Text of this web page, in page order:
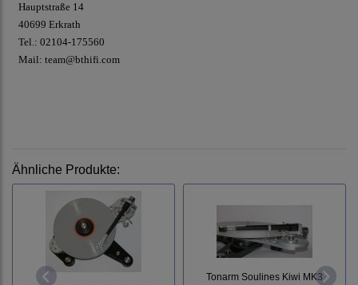
Hauptstraße 14
40699 Erkrath
Tel.: 02104-175560
Mail: team@bthifi.com
Ähnliche Produkte:
Tonarm Soulines Kiwi MK3